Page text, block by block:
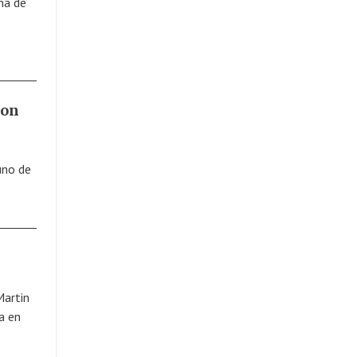
de
en